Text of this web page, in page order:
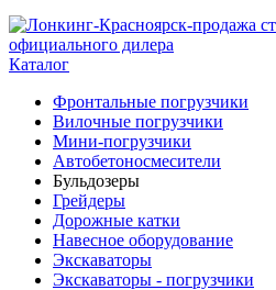
Каталог
Фронтальные погрузчики
Вилочные погрузчики
Мини-погрузчики
Автобетоносмесители
Бульдозеры
Грейдеры
Дорожные катки
Навесное оборудование
Экскаваторы
Экскаваторы - погрузчики